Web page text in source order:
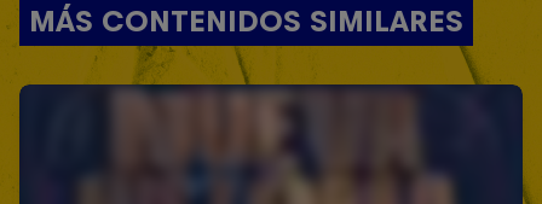
MÁS CONTENIDOS SIMILARES